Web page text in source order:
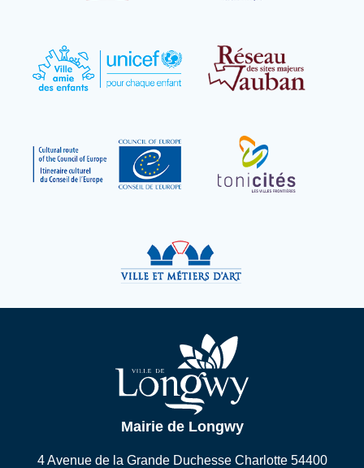
Mairie de Longwy
4 Avenue de la Grande Duchesse Charlotte 54400